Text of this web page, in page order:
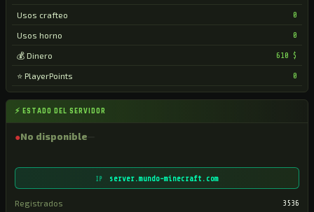
⚡ ESTADO DEL SERVIDOR
●No disponible
IP server.mundo-minecraft.com
Registrados 3536
Usos crafteo 0
Usos horno 0
💰 Dinero 610 $
⭐ PlayerPoints 0